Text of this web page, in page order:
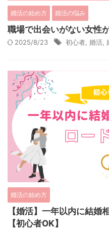
婚活の始め方 婚活の悩み
職場で出会いがない女性
2025/8/23 初心者, 婚活,
婚活の始め方
【婚活】一年以内に結婚
【初心者OK】